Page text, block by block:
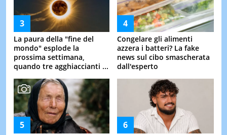
La paura della "fine del
mondo" esplode la
prossima settimana,
quando tre agghiaccianti ...
Congelare gli alimenti
azzera i batteri? La fake
news sul cibo smascherata
dall'esperto